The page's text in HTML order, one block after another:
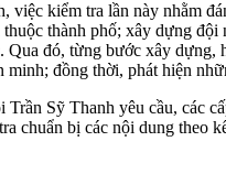
kiểm tra lần này nhằm
thuộc thành phố; xây dựng
Qua đó, từng bước xây
đồng thời, phát hiện
Sỹ Thanh yêu cầu, các
chuẩn bị các nội dung theo